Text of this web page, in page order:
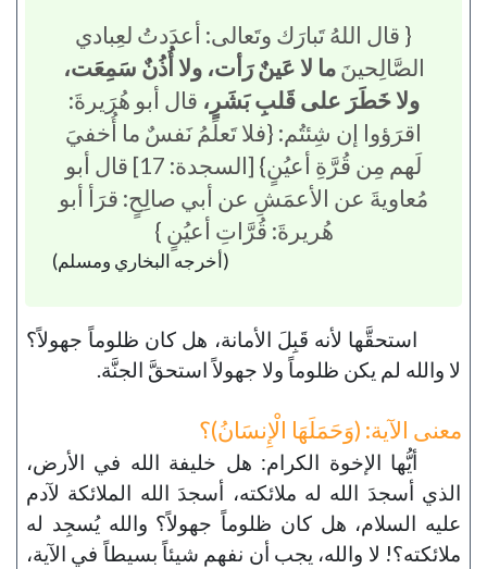
{ قال اللهُ تَبارَك وتَعالى: أعدَدتُ لعِبادي
الصَّالِحينَما لا عَينٌ رَأت، ولا أُذُنٌ سَمِعَت،
ولا خَطَرَ على قَلبِ بَشَرٍ، قال أبو هُرَيرةَ:
اقرَؤوا إن شِئتُم: {فلا تَعلَمُ نَفسٌ ما أُخفيَ
لَهم مِن قُرَّةِ أعيُنٍ} [السجدة: 17] قال أبو
مُعاويةَ عن الأعمَشِ عن أبي صالِحٍ: قرَأ أبو
هُريرةَ: قُرَّاتِ أعيُنٍ }
(أخرجه البخاري ومسلم)
استحقَّها لأنه قَبِلَ الأمانة، هل كان ظلوماً جهولاً؟
لا والله لم يكن ظلوماً ولا جهولاً استحقَّ الجنَّة.
معنى الآية: (وَحَمَلَهَا الْإِنسَانُ)؟
أيُّها الإخوة الكرام: هل خليفة الله في الأرض،
الذي أسجدَ الله له ملائكته، أسجدَ الله الملائكة لآدم
عليه السلام، هل كان ظلوماً جهولاً؟ والله يُسجِد له
ملائكته؟! لا والله، يجب أن نفهم شيئاً بسيطاً في الآية،